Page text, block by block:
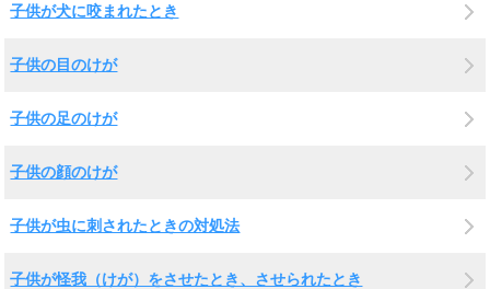
子供が犬に咬まれたとき
子供の目のけが
子供の足のけが
子供の顔のけが
子供が虫に刺されたときの対処法
子供が怪我（けが）をさせたとき、させられたとき